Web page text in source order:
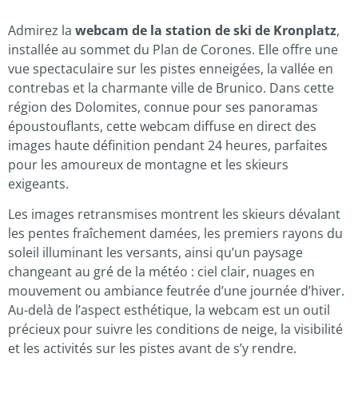
Admirez la webcam de la station de ski de Kronplatz,
installée au sommet du Plan de Corones. Elle offre une
vue spectaculaire sur les pistes enneigées, la vallée en
contrebas et la charmante ville de Brunico. Dans cette
région des Dolomites, connue pour ses panoramas
époustouflants, cette webcam diffuse en direct des
images haute définition pendant 24 heures, parfaites
pour les amoureux de montagne et les skieurs
exigeants.
Les images retransmises montrent les skieurs dévalant
les pentes fraîchement damées, les premiers rayons du
soleil illuminant les versants, ainsi qu’un paysage
changeant au gré de la météo : ciel clair, nuages en
mouvement ou ambiance feutrée d’une journée d’hiver.
Au-delà de l’aspect esthétique, la webcam est un outil
précieux pour suivre les conditions de neige, la visibilité
et les activités sur les pistes avant de s’y rendre.